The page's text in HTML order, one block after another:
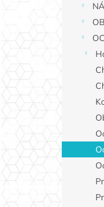
e